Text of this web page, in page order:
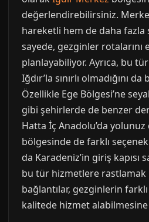
değerlendirebilirsiniz.
hareketli hem de daha fazla
sayede, gezginler rotalarını
planlayabiliyor. Ayrıca, bu
Iğdır’la sınırlı olmadığını
Özellikle Ege Bölgesi’ne
gibi şehirlerde de benzer
Hatta İç Anadolu’da yolunuz
bölgesinde de farklı
da Karadeniz’in giriş kapısı
bu tür hizmetlere rastlamak
bağlantılar, gezginlerin
kalitede hizmet alabilmesine